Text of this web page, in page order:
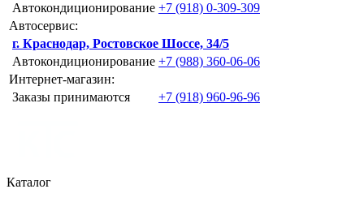
Автокондиционирование +7 (918) 0-309-309
Автосервис:
г. Краснодар, Ростовское Шоссе, 34/5
Автокондиционирование +7 (988) 360-06-06
Интернет-магазин:
Заказы принимаются
+7 (918) 960-96-96
Каталог